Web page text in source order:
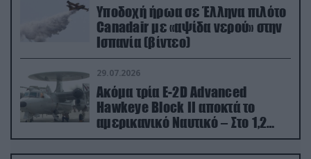
Υποδοχή ήρωα σε Έλληνα πιλότο
Canadair με «αψίδα νερού» στην
Ισπανία (βίντεο)
29.07.2026
Ακόμα τρία E-2D Advanced
Hawkeye Block II αποκτά το
αμερικανικό Ναυτικό – Στο 1,2
δισ.δολάρια το κόστος